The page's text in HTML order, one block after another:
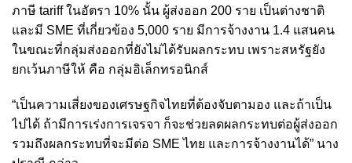
ภาษี tariff ในอัตรา 10% นั้น ผู้ส่งออก 200 ราย เป็นต่างชาติ
และมี SME ที่เกี่ยวข้อง 5,000 ราย มีการจ้างงาน 1.4 แสนคน
ในขณะที่กลุ่มส่งออกที่ยังไม่ได้รับผลกระทบ เพราะสหรัฐยัง
ยกเว้นภาษีให้ คือ กลุ่มอิเล็กทรอนิกส์
“เป็นความเสี่ยงของเศรษฐกิจไทยที่ต้องจับตามอง และถ้าเป็น
ไปได้ ถ้ามีการเร่งการเจรจา ก็จะช่วยลดผลกระทบต่อผู้ส่งออก
รวมถึงผลกระทบที่จะมีต่อ SME ไทย และการจ้างงานได้” นาง